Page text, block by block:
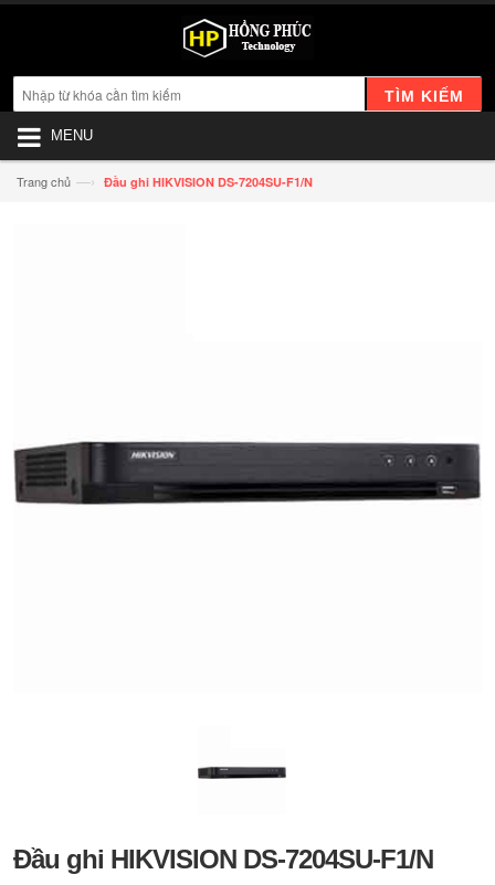
TÌM KIẾM
MENU
Trang chủ —› Đầu ghi HIKVISION DS-7204SU-F1/N
Đầu ghi HIKVISION DS-7204SU-F1/N